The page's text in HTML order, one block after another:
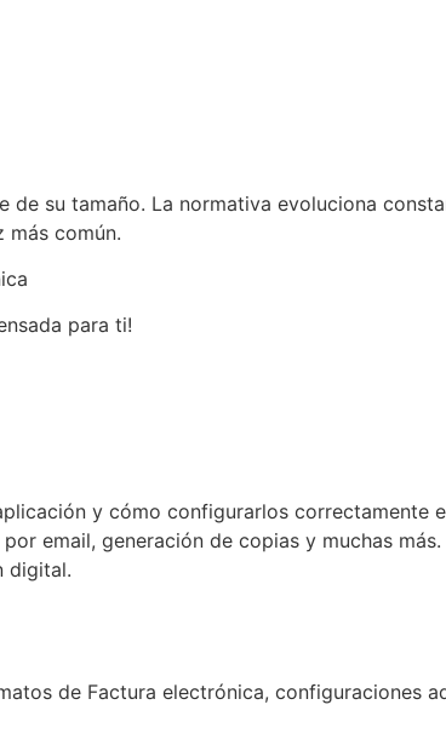
su tamaño. La normativa evoluciona
más común.
para ti!
y cómo configurarlos correctamente
email, generación de copias y muchas más.
digital.
de Factura electrónica, configuraciones